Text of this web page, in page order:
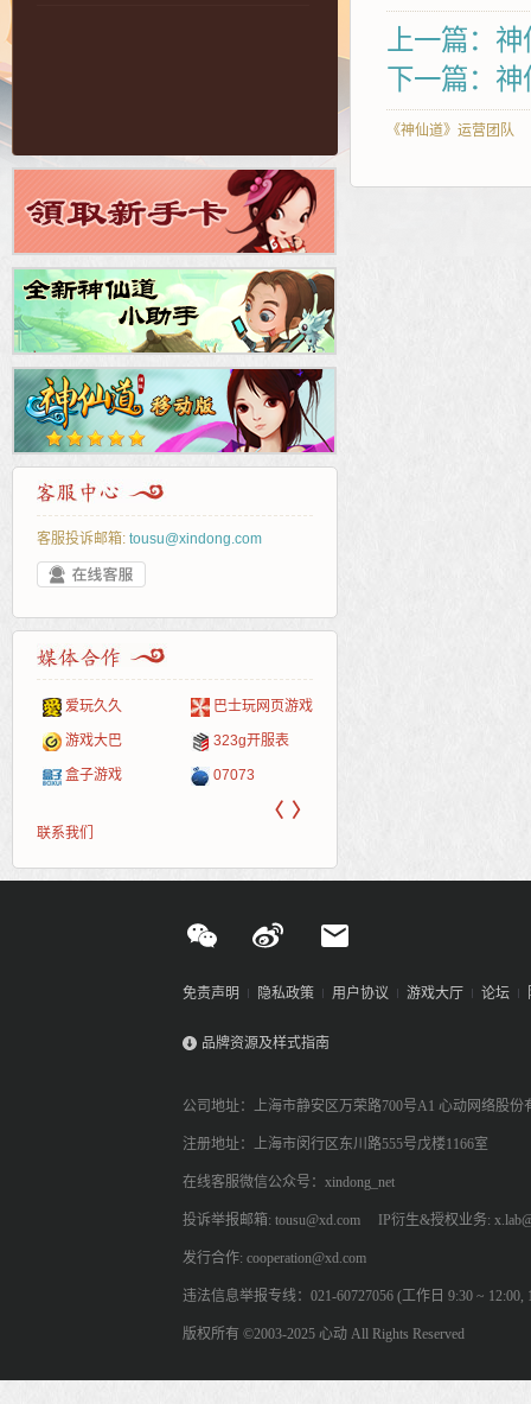
客服投诉邮箱: tousu@xindong.com
爱玩久久 巴士玩网页游戏
游戏大巴 323g开服表
盒子游戏 07073
〈 〉
联系我们
上一篇：
下一篇：
《神仙道》运营团队
免责声明 隐私政策 用户协议 游戏大厅 论坛
品牌资源及样式指南
公司地址：上海市静安区万荣路700号A1 心动网络股份
注册地址：上海市闵行区东川路555号戊楼1166室
在线客服微信公众号：xindong_net
投诉举报邮箱: tousu@xd.com IP衍生&授权业务:
发行合作: cooperation@xd.com
违法信息举报专线：021-60727056 (工作日 9:30 ~ 12:00,
版权所有 ©2003-2025 心动 All Rights Reserved